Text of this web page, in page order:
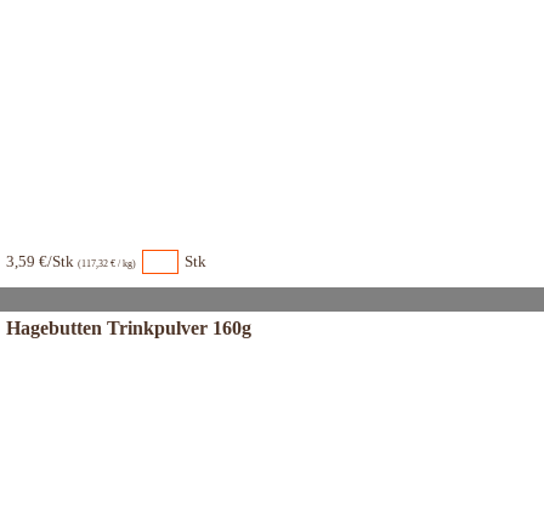
3,59 €/Stk (117,32 € / kg) Stk
Hagebutten Trinkpulver 160g